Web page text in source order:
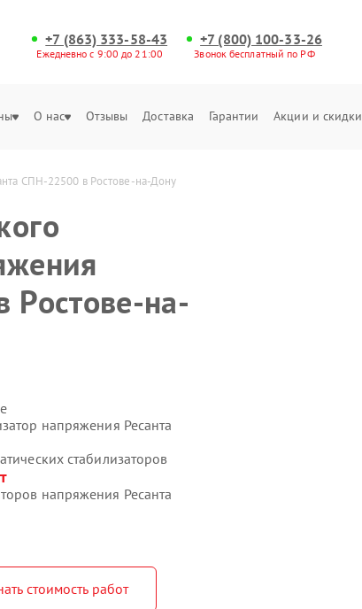
+7 (863) 333-58-43
Ежедневно с 9:00 до 21:00
+7 (800) 100-33-26
Звонок бесплатный по РФ
О нас Отзывы Доставка Гарантии Акции и скидки
СПН-22500 в Ростове-на-Дону
Ростове-на-
напряжения Ресанта
стабилизаторов
напряжения Ресанта
стоимость работ